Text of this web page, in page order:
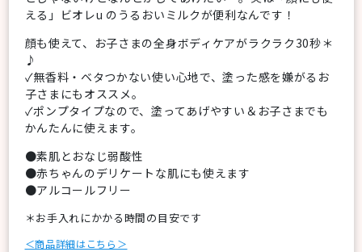
える」ビオレu のうるおいミルクが便利なんです！
顔も使えて、お子さまの全身ボディケアがラクラク30秒＊
♪
✓無香料・ベタつかない使い心地で、塗った感を嫌がるお
子さまにもオススメ。
✓ポンプタイプなので、塗ってあげやすい＆お子さまでも
かんたんに使えます。
●素肌とおなじ弱酸性
●赤ちゃんのデリケートな肌にも使えます
●アルコールフリー
＊お手入れにかかる時間の目安です
＜商品詳細はこちら＞